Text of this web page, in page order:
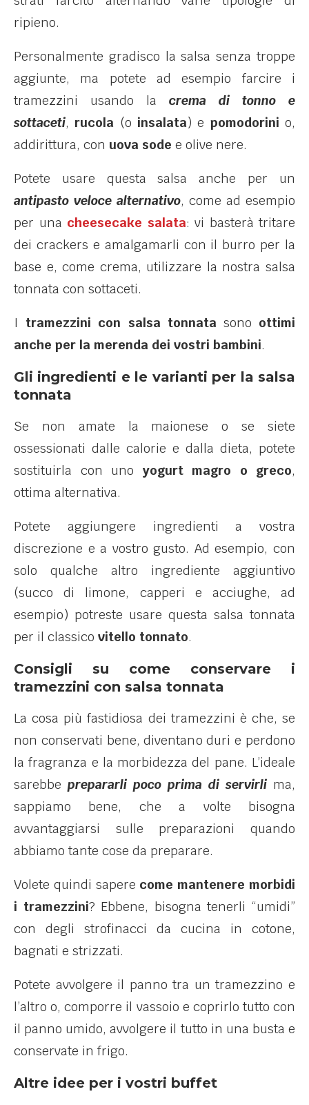
ripieno.
Personalmente gradisco la salsa senza troppe
aggiunte, ma potete ad esempio farcire i
tramezzini usando la crema di tonno e
sottaceti, rucola (o insalata) e pomodorini o,
addirittura, con uova sode e olive nere.
Potete usare questa salsa anche per un
antipasto veloce alternativo, come ad esempio
per una cheesecake salata: vi basterà tritare
dei crackers e amalgamarli con il burro per la
base e, come crema, utilizzare la nostra salsa
tonnata con sottaceti.
I tramezzini con salsa tonnata sono ottimi
anche per la merenda dei vostri bambini.
Gli ingredienti e le varianti per la salsa
tonnata
Se non amate la maionese o se siete
ossessionati dalle calorie e dalla dieta, potete
sostituirla con uno yogurt magro o greco,
ottima alternativa.
Potete aggiungere ingredienti a vostra
discrezione e a vostro gusto. Ad esempio, con
solo qualche altro ingrediente aggiuntivo
(succo di limone, capperi e acciughe, ad
esempio) potreste usare questa salsa tonnata
per il classico vitello tonnato.
Consigli su come conservare i
tramezzini con salsa tonnata
La cosa più fastidiosa dei tramezzini è che, se
non conservati bene, diventano duri e perdono
la fragranza e la morbidezza del pane. L’ideale
sarebbe prepararli poco prima di servirli ma,
sappiamo bene, che a volte bisogna
avvantaggiarsi sulle preparazioni quando
abbiamo tante cose da preparare.
Volete quindi sapere come mantenere morbidi
i tramezzini? Ebbene, bisogna tenerli “umidi”
con degli strofinacci da cucina in cotone,
bagnati e strizzati.
Potete avvolgere il panno tra un tramezzino e
l’altro o, comporre il vassoio e coprirlo tutto con
il panno umido, avvolgere il tutto in una busta e
conservate in frigo.
Altre idee per i vostri buffet